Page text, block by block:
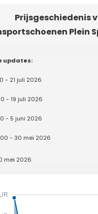
Prijsgeschiedenis
Plein
updates:
- 21 juli 2026
- 19 juli 2026
- 5 juni 2026
- 30 mei 2026
mei 2026